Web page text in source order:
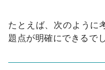
たとえば、次のように
題点が明確にできるで